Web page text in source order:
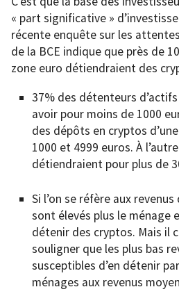
« part significative »
récente enquête sur les
de la BCE indique que près de
zone euro détiendraient des
37% des détenteurs
avoir pour moins de 1000
des dépôts en cryptos
1000 et 4999 euros. À
détiendraient pour plus de
Si l’on se réfère aux
sont élevés plus le ménage
détenir des cryptos. Mais il
souligner que les plus bas
susceptibles d’en détenir
ménages aux revenus